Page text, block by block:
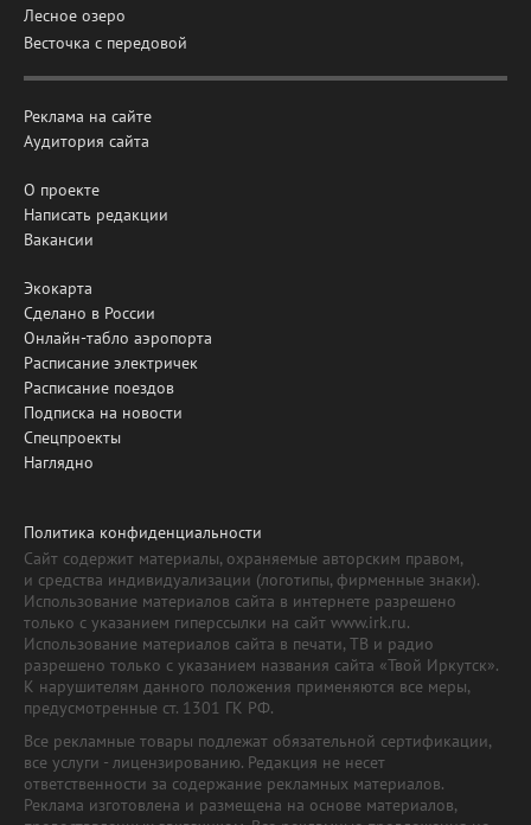
Лесное озеро
Весточка с передовой
Реклама на сайте
Аудитория сайта
О проекте
Написать редакции
Вакансии
Экокарта
Сделано в России
Онлайн-табло аэропорта
Расписание электричек
Расписание поездов
Подписка на новости
Спецпроекты
Наглядно
Политика конфиденциальности
Сайт содержит материалы, охраняемые авторским правом,
и средства индивидуализации (логотипы, фирменные знаки).
Использование материалов сайта в интернете разрешено
только с указанием гиперссылки на сайт www.irk.ru.
Использование материалов сайта в печати, ТВ и радио
разрешено только с указанием названия сайта «Твой Иркутск».
К нарушителям данного положения применяются все меры,
предусмотренные ст. 1301 ГК РФ.
Все рекламные товары подлежат обязательной сертификации,
все услуги - лицензированию. Редакция не несет
ответственности за содержание рекламных материалов.
Реклама изготовлена и размещена на основе материалов,